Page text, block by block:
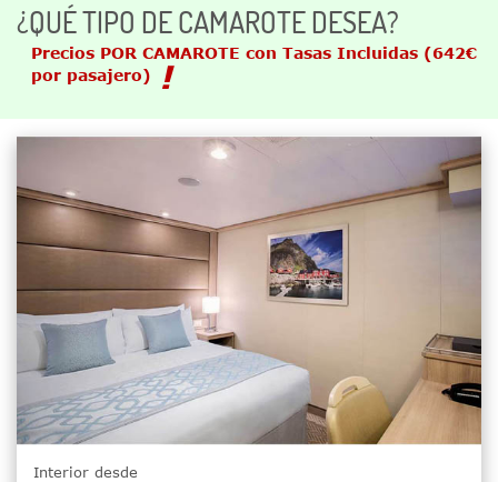
¿QUÉ TIPO DE CAMAROTE DESEA?
Precios POR CAMAROTE con Tasas Incluidas (642€
por pasajero)
Interior desde